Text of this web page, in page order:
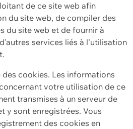
de ce site web afin
du site web, de compiler des
du site web et de fournir à
services liés à l'utilisation
cookies. Les informations
votre utilisation de ce
transmises à un serveur de
y sont enregistrées. Vous
des cookies en